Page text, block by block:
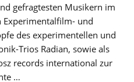
gefragtesten Musikern im
Experimentalfilm- und
des experimentellen und
Trios Radian, sowie als
records international zur
…